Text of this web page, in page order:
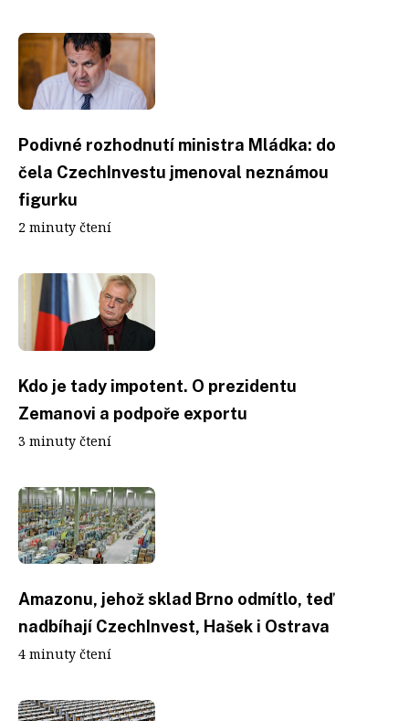
Podivné rozhodnutí ministra Mládka: do
čela CzechInvestu jmenoval neznámou
figurku
2 minuty čtení
Kdo je tady impotent. O prezidentu
Zemanovi a podpoře exportu
3 minuty čtení
Amazonu, jehož sklad Brno odmítlo, teď
nadbíhají CzechInvest, Hašek i Ostrava
4 minuty čtení